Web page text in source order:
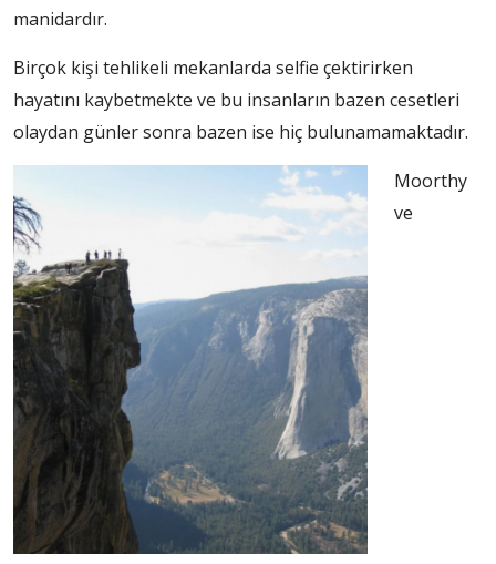
manidardır.
Birçok kişi tehlikeli mekanlarda selfie çektirirken
hayatını kaybetmekte ve bu insanların bazen cesetleri
olaydan günler sonra bazen ise hiç bulunamamaktadır.
Moorthy
ve